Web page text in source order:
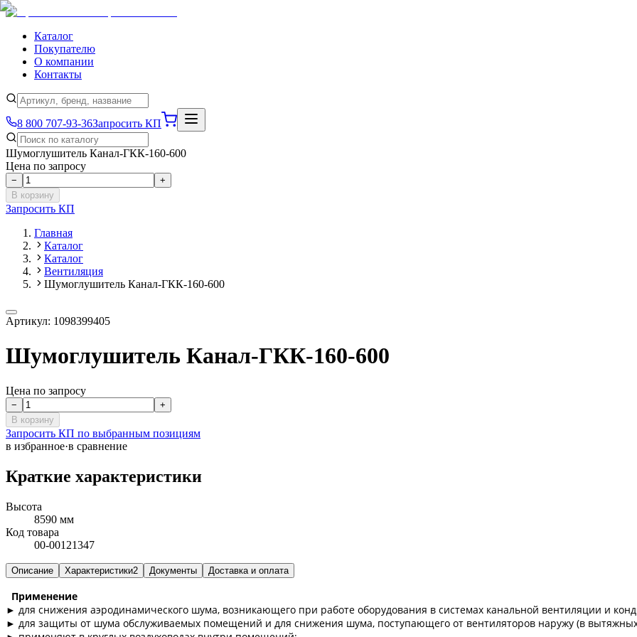
Каталог
Покупателю
О компании
Контакты
8 800 707-93-36Запросить КП
Шумоглушитель Канал-ГКК-160-600
Цена по запросу
−
+
В корзину
Запросить КП
Главная
Каталог
Каталог
Вентиляция
Шумоглушитель Канал-ГКК-160-600
Артикул: 1098399405
Шумоглушитель Канал-ГКК-160-600
Цена по запросу
−
+
В корзину
Запросить КП по выбранным позициям
в избранное·в сравнение
Краткие характеристики
Высота
8590 мм
Код товара
00-00121347
Описание Характеристики2 Документы Доставка и оплата
Применение
► для снижения аэродинамического шума, возникающего при работе оборудования в системах канальной вентиляции и
► для защиты от шума обслуживаемых помещений и для снижения шума, поступающего от вентиляторов наружу (в вытяжных